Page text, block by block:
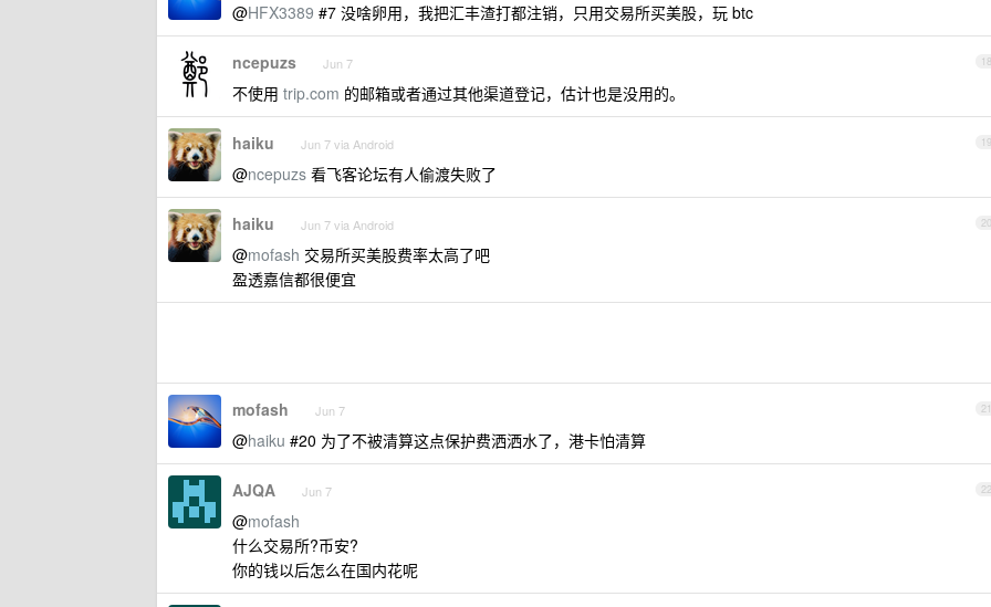
@HFX3389 #7 没啥卵用，我把汇丰渣打都注销，只用交易所买美股，玩 btc
18
ncepuzs Jun 7
不使用 trip.com 的邮箱或者通过其他渠道登记，估计也是没用的。
19
haiku Jun 7 via Android
@ncepuzs 看飞客论坛有人偷渡失败了
20
haiku Jun 7 via Android
@mofash 交易所买美股费率太高了吧
盈透嘉信都很便宜
21
mofash Jun 7
@haiku #20 为了不被清算这点保护费洒洒水了，港卡怕清算
22
AJQA Jun 7
@mofash
什么交易所?币安?
你的钱以后怎么在国内花呢